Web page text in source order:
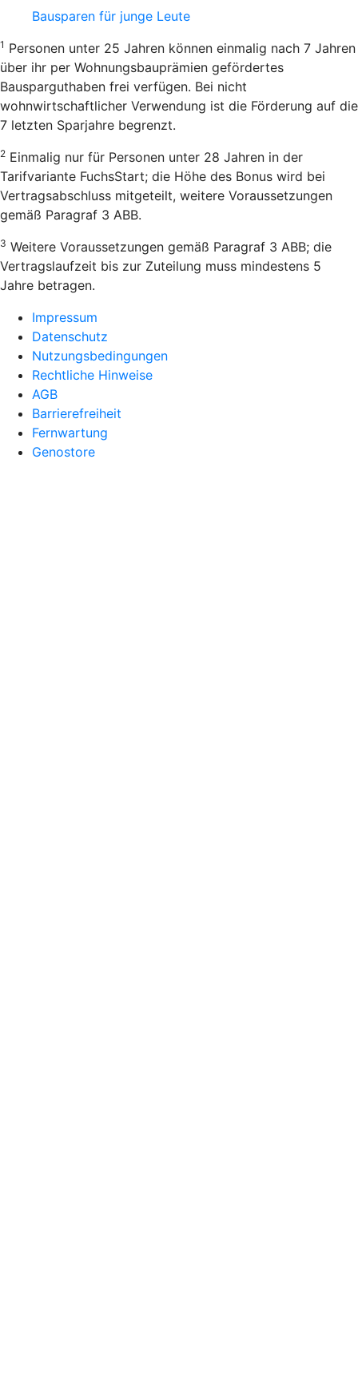
Bausparen für junge Leute
1 Personen unter 25 Jahren können einmalig nach 7 Jahren
über ihr per Wohnungsbauprämien gefördertes
Bausparguthaben frei verfügen. Bei nicht
wohnwirtschaftlicher Verwendung ist die Förderung auf die
7 letzten Sparjahre begrenzt.
2 Einmalig nur für Personen unter 28 Jahren in der
Tarifvariante FuchsStart; die Höhe des Bonus wird bei
Vertragsabschluss mitgeteilt, weitere Voraussetzungen
gemäß Paragraf 3 ABB.
3 Weitere Voraussetzungen gemäß Paragraf 3 ABB; die
Vertragslaufzeit bis zur Zuteilung muss mindestens 5
Jahre betragen.
Impressum
Datenschutz
Nutzungsbedingungen
Rechtliche Hinweise
AGB
Barrierefreiheit
Fernwartung
Genostore